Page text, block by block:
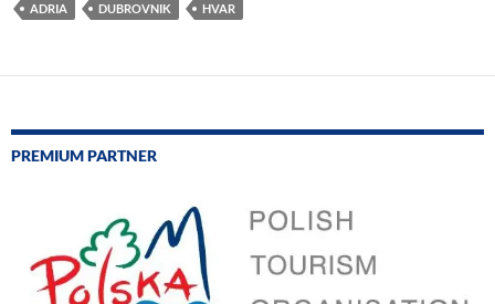
ADRIA DUBROVNIK HVAR
PREMIUM PARTNER